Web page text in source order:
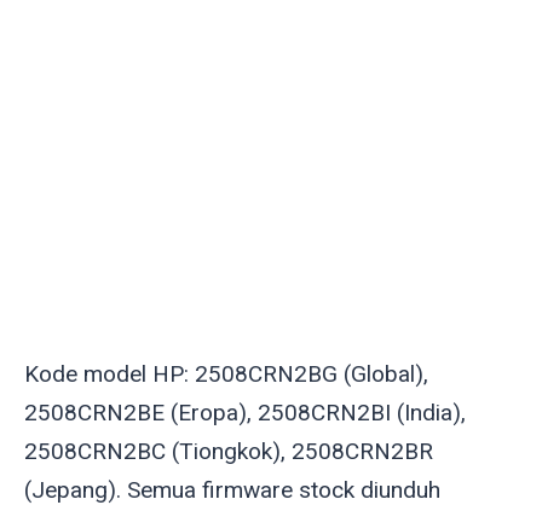
Kode model HP: 2508CRN2BG (Global),
2508CRN2BE (Eropa), 2508CRN2BI (India),
2508CRN2BC (Tiongkok), 2508CRN2BR
(Jepang). Semua firmware stock diunduh